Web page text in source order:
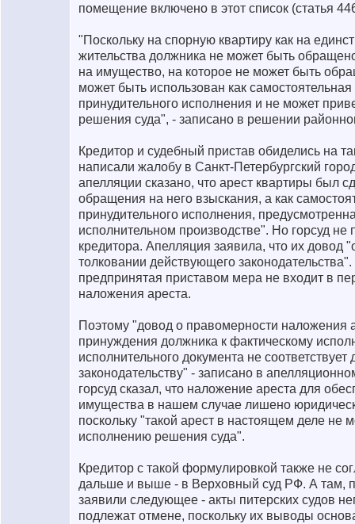
помещение включено в этот список (статья
"Поскольку на спорную квартиру как на
жительства должника не может быть
на имущество, на которое не может быть
может быть использован как
принудительного исполнения и не может
решения суда", - записано в решении
Кредитор и судебный пристав обиделись на
написали жалобу в Санкт-Петербургский
апелляции сказано, что арест квартиры был
обращения на него взыскания, а как
принудительного исполнения,
исполнительном производстве". Но горсуд не
кредитора. Апелляция заявила, что их довод
толковании действующего законодательства".
предпринятая приставом мера не входит в
наложения ареста.
Поэтому "довод о правомерности наложения
принуждения должника к фактическому
исполнительного документа не
законодательству" - записано в
горсуд сказал, что наложение ареста для
имущества в нашем случае лишено
поскольку "такой арест в настоящем деле не
исполнению решения суда".
Кредитор с такой формулировкой также не
дальше и выше - в Верховный суд РФ. А там,
заявили следующее - акты питерских судов
подлежат отмене, поскольку их выводы